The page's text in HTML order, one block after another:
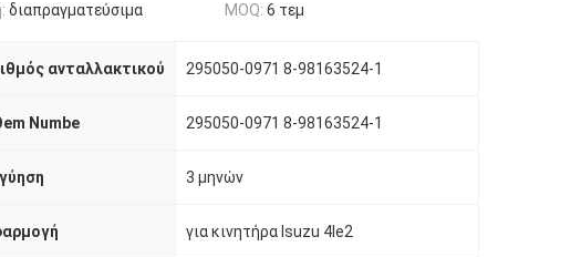
διαπραγματεύσιμα MOQ: 6 τεμ
ανταλλακτικού 295050-0971 8-98163524-1
Numbe 295050-0971 8-98163524-1
3 μηνών
για κινητήρα Isuzu 4le2